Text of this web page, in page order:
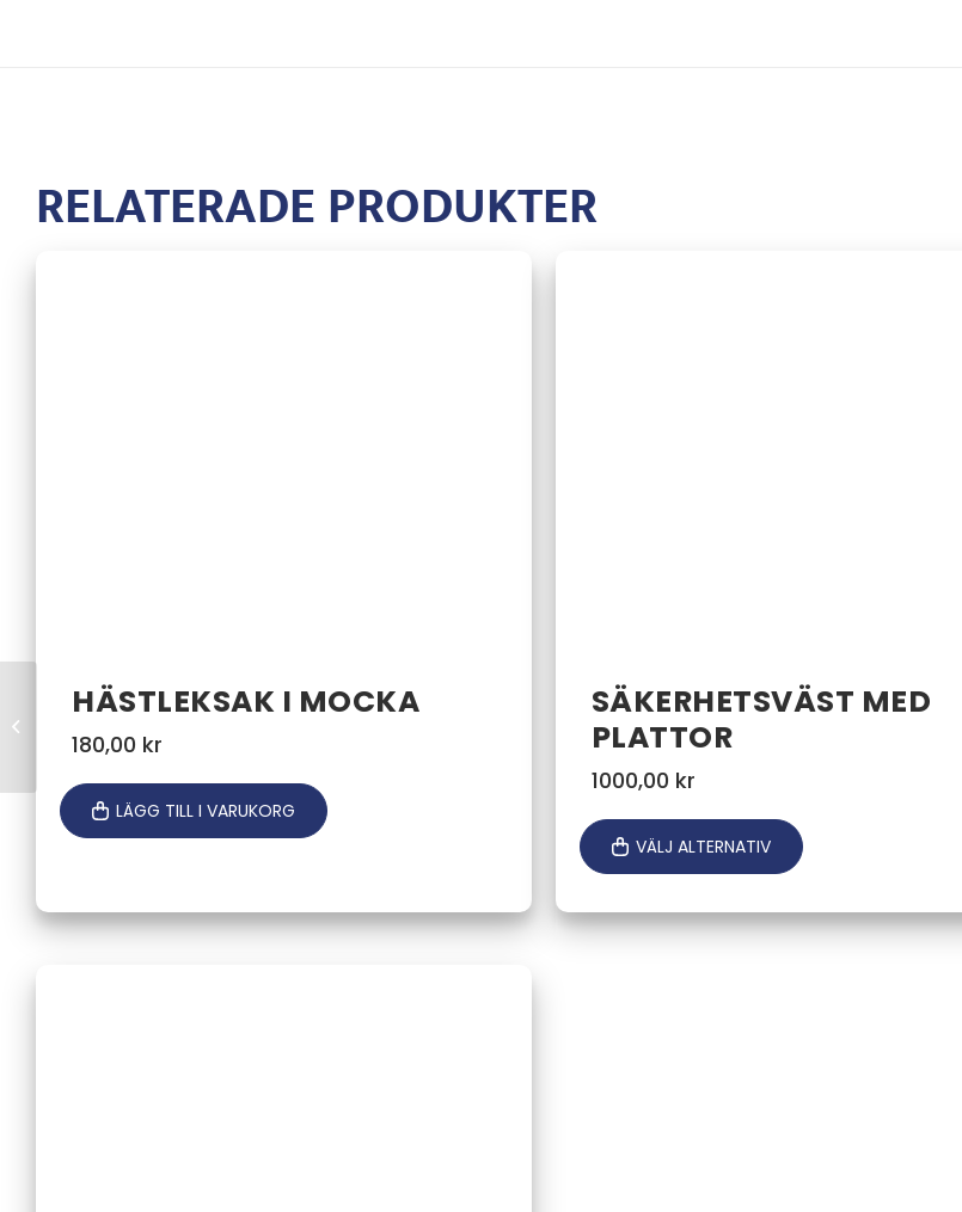
RELATERADE PRODUKTER
HÄSTLEKSAK I MOCKA
180,00 kr
LÄGG TILL I VARUKORG
SÄKERHETSVÄST MED
PLATTOR
1000,00 kr
VÄLJ ALTERNATIV
Honungsslunga
4-ramars